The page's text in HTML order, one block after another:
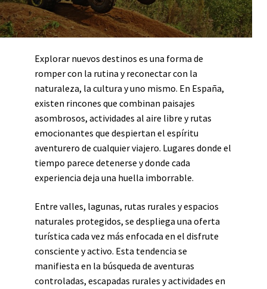
Explorar nuevos destinos es una forma de
romper con la rutina y reconectar con la
naturaleza, la cultura y uno mismo. En España,
existen rincones que combinan paisajes
asombrosos, actividades al aire libre y rutas
emocionantes que despiertan el espíritu
aventurero de cualquier viajero. Lugares donde el
tiempo parece detenerse y donde cada
experiencia deja una huella imborrable.
Entre valles, lagunas, rutas rurales y espacios
naturales protegidos, se despliega una oferta
turística cada vez más enfocada en el disfrute
consciente y activo. Esta tendencia se
manifiesta en la búsqueda de aventuras
controladas, escapadas rurales y actividades en